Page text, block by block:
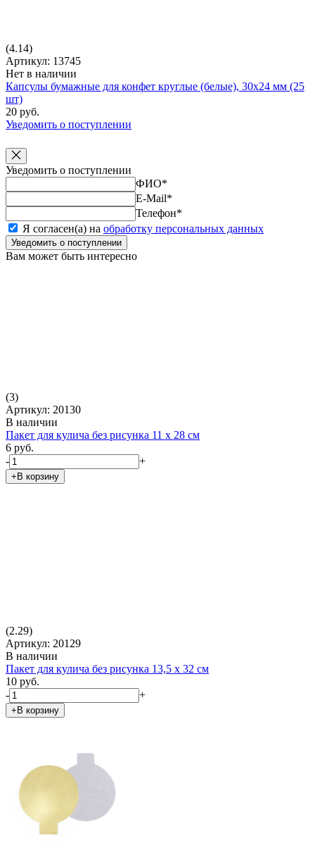
(4.14)
Артикул: 13745
Нет в наличии
Капсулы бумажные для конфет круглые (белые), 30х24 мм (25
шт)
20 руб.
Уведомить о поступлении
Уведомить о поступлении
ФИО*
E-Mail*
Телефон*
Я согласен(а) на обработку персональных данных
Уведомить о поступлении
Вам может быть интересно
(3)
Артикул: 20130
В наличии
Пакет для кулича без рисунка 11 х 28 см
6 руб.
-
+
+В корзину
(2.29)
Артикул: 20129
В наличии
Пакет для кулича без рисунка 13,5 х 32 см
10 руб.
-
+
+В корзину